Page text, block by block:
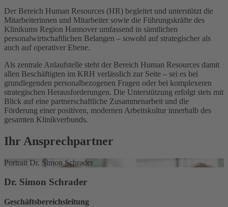
Der Bereich Human Resources (HR) begleitet und unterstützt die
Mitarbeiterinnen und Mitarbeiter sowie die Führungskräfte des
Klinikums Region Hannover umfassend in sämtlichen
personalwirtschaftlichen Belangen – sowohl auf strategischer als
auch auf operativer Ebene.
Als zentrale Anlaufstelle steht der Bereich Human Resources damit
allen Beschäftigten im KRH verlässlich zur Seite – sei es bei
grundlegenden personalbezogenen Fragen oder bei komplexeren
strategischen Herausforderungen. Die Unterstützung erfolgt stets mit
Blick auf eine partnerschaftliche Zusammenarbeit und die
Förderung einer positiven, modernen Arbeitskultur innerhalb des
gesamten Klinikverbunds.
Ihr Ansprechpartner
Portrait Dr. Simon Schrader
Dr. Simon Schrader
Geschäftsbereichsleitung